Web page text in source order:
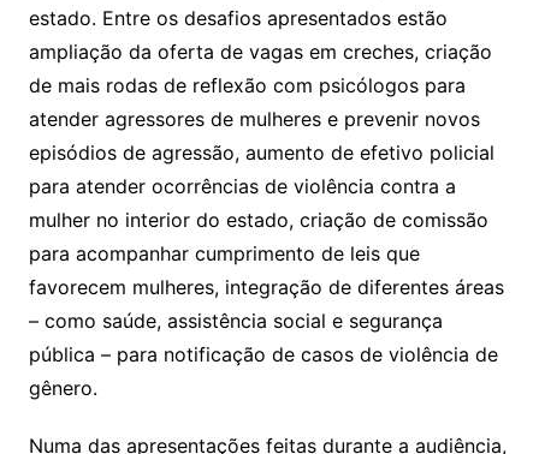
estado. Entre os desafios apresentados estão
ampliação da oferta de vagas em creches, criação
de mais rodas de reflexão com psicólogos para
atender agressores de mulheres e prevenir novos
episódios de agressão, aumento de efetivo policial
para atender ocorrências de violência contra a
mulher no interior do estado, criação de comissão
para acompanhar cumprimento de leis que
favorecem mulheres, integração de diferentes áreas
– como saúde, assistência social e segurança
pública – para notificação de casos de violência de
gênero.
Numa das apresentações feitas durante a audiência,